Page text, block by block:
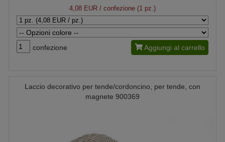
4,08 EUR / confezione (1 pz.)
confezione Aggiungi al carrello
Laccio decorativo per tende/cordoncino, per tende, con
magnete 900369